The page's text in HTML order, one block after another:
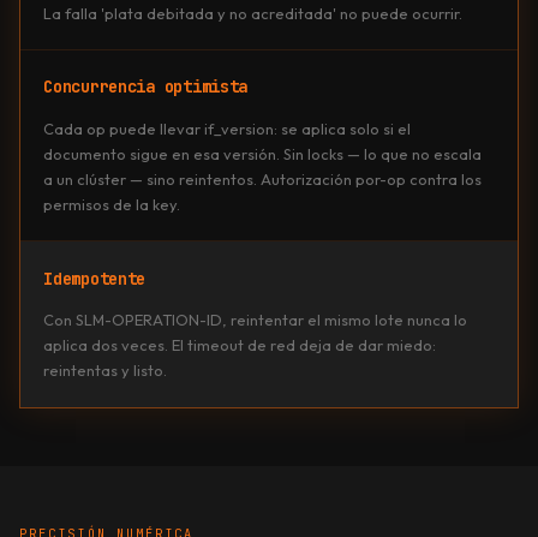
La falla 'plata debitada y no acreditada' no puede ocurrir.
Concurrencia optimista
Cada op puede llevar if_version: se aplica solo si el
documento sigue en esa versión. Sin locks — lo que no escala
a un clúster — sino reintentos. Autorización por-op contra los
permisos de la key.
Idempotente
Con SLM-OPERATION-ID, reintentar el mismo lote nunca lo
aplica dos veces. El timeout de red deja de dar miedo:
reintentas y listo.
PRECISIÓN NUMÉRICA